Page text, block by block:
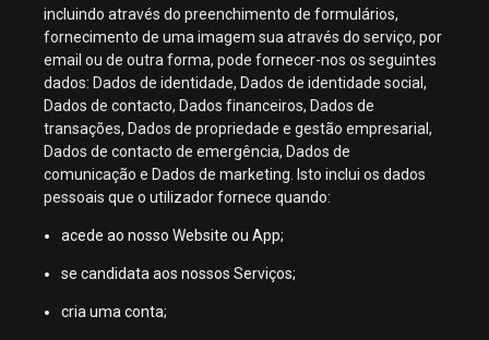
incluindo através do preenchimento de formulários,
fornecimento de uma imagem sua através do serviço, por
email ou de outra forma, pode fornecer-nos os seguintes
dados: Dados de identidade, Dados de identidade social,
Dados de contacto, Dados financeiros, Dados de
transações, Dados de propriedade e gestão empresarial,
Dados de contacto de emergência, Dados de
comunicação e Dados de marketing. Isto inclui os dados
pessoais que o utilizador fornece quando:
acede ao nosso Website ou App;
se candidata aos nossos Serviços;
cria uma conta;